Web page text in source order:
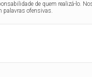
de quem realizá-lo.
palavras ofensivas.